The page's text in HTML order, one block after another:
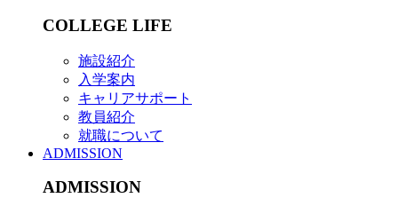
COLLEGE LIFE
施設紹介
入学案内
キャリアサポート
教員紹介
就職について
ADMISSION
ADMISSION